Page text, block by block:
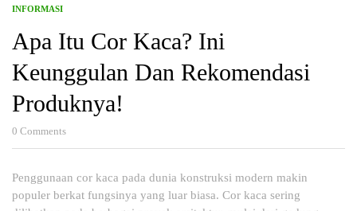
INFORMASI
Apa Itu Cor Kaca? Ini
Keunggulan Dan Rekomendasi
Produknya!
0 Comments
Penggunaan cor kaca pada dunia konstruksi modern makin
populer berkat fungsinya yang luar biasa. Cor kaca sering